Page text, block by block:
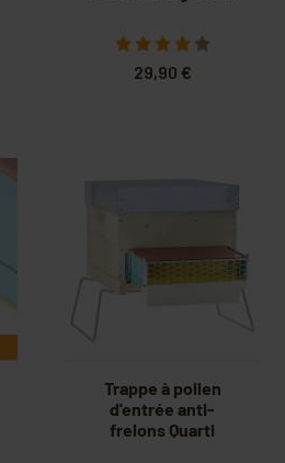
29,90 €
Trappe à pollen
d'entrée anti-
frelons Quarti